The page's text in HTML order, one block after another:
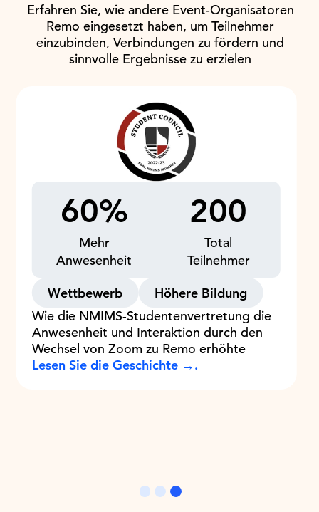
Erfahren Sie, wie andere Event-Organisatoren
Remo eingesetzt haben, um Teilnehmer
einzubinden, Verbindungen zu fördern und
sinnvolle Ergebnisse zu erzielen
60%
Mehr
Anwesenheit
200
Total
Teilnehmer
Wettbewerb
Höhere Bildung
Wie die NMIMS-Studentenvertretung die
Anwesenheit und Interaktion durch den
Wechsel von Zoom zu Remo erhöhte
Lesen Sie die Geschichte →.